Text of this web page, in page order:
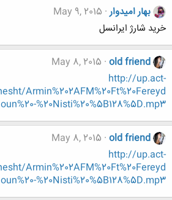
بهار امیدوار May 9, 2015
خرید شارژ ایرانسل
old friend
May 8, 2015
http://up.act-
Armin%202AFM%20Ft%20Fereyd
oun%20-%20Nisti%20%5B128%5D.mp3
old friend
May 8, 2015
http://up.act-
Armin%202AFM%20Ft%20Fereyd
oun%20-%20Nisti%20%5B128%5D.mp3